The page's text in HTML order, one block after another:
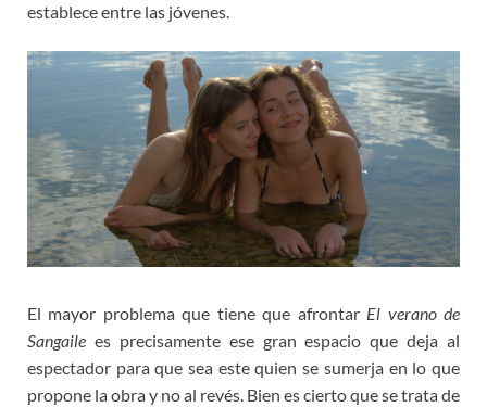
establece entre las jóvenes.
El mayor problema que tiene que afrontar El verano de
Sangaile es precisamente ese gran espacio que deja al
espectador para que sea este quien se sumerja en lo que
propone la obra y no al revés. Bien es cierto que se trata de